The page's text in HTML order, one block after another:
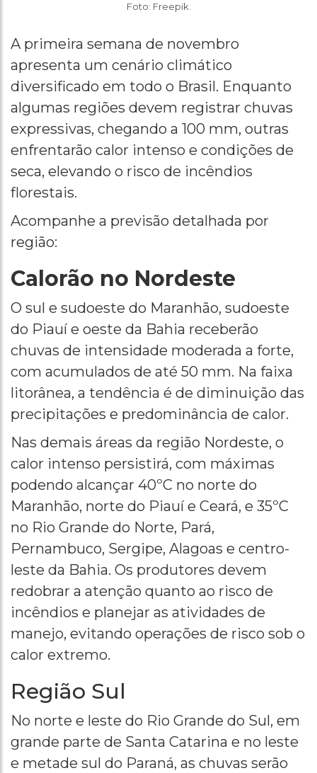
Foto: Freepik.
A primeira semana de novembro
apresenta um cenário climático
diversificado em todo o Brasil. Enquanto
algumas regiões devem registrar chuvas
expressivas, chegando a 100 mm, outras
enfrentarão calor intenso e condições de
seca, elevando o risco de incêndios
florestais.
Acompanhe a previsão detalhada por
região:
Calorão no Nordeste
O sul e sudoeste do Maranhão, sudoeste
do Piauí e oeste da Bahia receberão
chuvas de intensidade moderada a forte,
com acumulados de até 50 mm. Na faixa
litorânea, a tendência é de diminuição das
precipitações e predominância de calor.
Nas demais áreas da região Nordeste, o
calor intenso persistirá, com máximas
podendo alcançar 40ºC no norte do
Maranhão, norte do Piauí e Ceará, e 35ºC
no Rio Grande do Norte, Pará,
Pernambuco, Sergipe, Alagoas e centro-
leste da Bahia. Os produtores devem
redobrar a atenção quanto ao risco de
incêndios e planejar as atividades de
manejo, evitando operações de risco sob o
calor extremo.
Região Sul
No norte e leste do Rio Grande do Sul, em
grande parte de Santa Catarina e no leste
e metade sul do Paraná, as chuvas serão